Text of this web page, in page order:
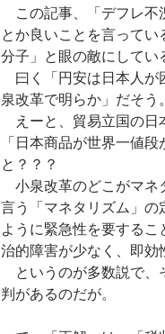
この記事、「デフレ不
とか良いことを言って
分子」と眼の敵にしてい
曰く「円安は日本人が
泉改革で明らか」だそう。
えーと、貿易立国の日
「日本商品が世界一値
と？？？
小泉改革のどこがマネ
言う「マネタリズム」
ように緊急性を要する
治的障害が少なく、即効
というのが多数説で、
判があるのだが。